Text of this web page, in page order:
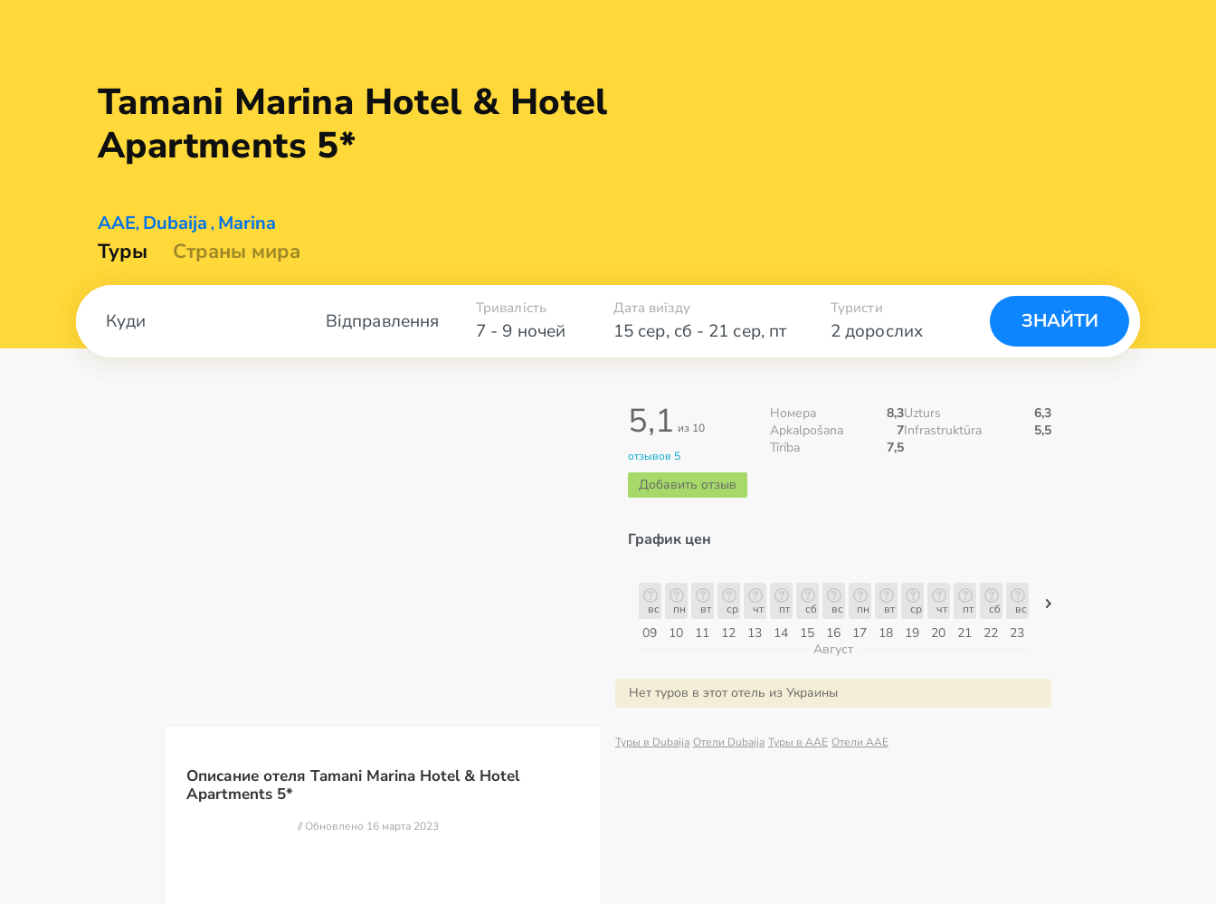
Tamani Marina Hotel & Hotel
Apartments 5*
AAE, Dubaija , Marina
Туры Страны мира
Відправлення 7 - 9 ночей
Тривалість Дата виїзду
15 сер, сб - 21 сер, пт 2 дорослих
Туристи
ЗНАЙТИ
Описание отеля Tamani Marina Hotel & Hotel
Apartments 5*
// Обновлено 16 марта 2023
5,1 из 10
отзывов 5
Добавить отзыв
Номера
8,3
Apkalpošana
7
Tīrība
7,5
Uzturs
6,3
Infrastruktūra
5,5
График цен
09
вс
10
пн
11
вт
12
ср
13
чт
14
пт
15
сб
16
вс
17
пн
18
вт
19
ср
20
чт
21
пт
22
сб
23
вс
Август
Нет туров в этот отель из Украины
Туры в Dubaija Отели Dubaija Туры в AAE Отели AAE